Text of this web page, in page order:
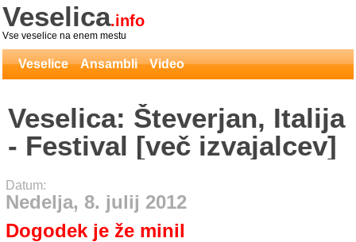
Veselica.info
Vse veselice na enem mestu
Veselice Ansambli Video
Veselica: Števerjan, Italija
- Festival [več izvajalcev]
Datum:
Nedelja, 8. julij 2012
Dogodek je že minil